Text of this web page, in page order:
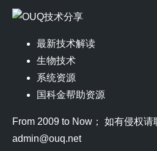
最新技术解读
生物技术
系统资源
国科金帮助资源
From 2009 to Now； 如有侵权请
admin@ouq.net